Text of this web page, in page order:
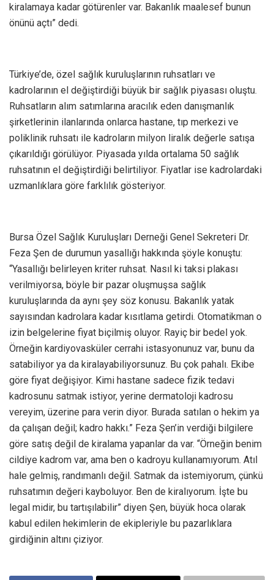
kiralamaya kadar götürenler var. Bakanlık maalesef bunun
önünü açtı” dedi.
Türkiye’de, özel sağlık kuruluşlarının ruhsatları ve
kadrolarının el değiştirdiği büyük bir sağlık piyasası oluştu.
Ruhsatların alım satımlarına aracılık eden danışmanlık
şirketlerinin ilanlarında onlarca hastane, tıp merkezi ve
poliklinik ruhsatı ile kadroların milyon liralık değerle satışa
çıkarıldığı görülüyor. Piyasada yılda ortalama 50 sağlık
ruhsatının el değiştirdiği belirtiliyor. Fiyatlar ise kadrolardaki
uzmanlıklara göre farklılık gösteriyor.
Bursa Özel Sağlık Kuruluşları Derneği Genel Sekreteri Dr.
Feza Şen de durumun yasallığı hakkında şöyle konuştu:
“Yasallığı belirleyen kriter ruhsat. Nasıl ki taksi plakası
verilmiyorsa, böyle bir pazar oluşmuşsa sağlık
kuruluşlarında da aynı şey söz konusu. Bakanlık yatak
sayısından kadrolara kadar kısıtlama getirdi. Otomatikman o
izin belgelerine fiyat biçilmiş oluyor. Rayiç bir bedel yok.
Örneğin kardiyovasküler cerrahi istasyonunuz var, bunu da
satabiliyor ya da kiralayabiliyorsunuz. Bu çok pahalı. Ekibe
göre fiyat değişiyor. Kimi hastane sadece fizik tedavi
kadrosunu satmak istiyor, yerine dermatoloji kadrosu
vereyim, üzerine para verin diyor. Burada satılan o hekim ya
da çalışan değil; kadro hakkı.” Feza Şen’in verdiği bilgilere
göre satış değil de kiralama yapanlar da var. “Örneğin benim
cildiye kadrom var, ama ben o kadroyu kullanamıyorum. Atıl
hale gelmiş, randımanlı değil. Satmak da istemiyorum, çünkü
ruhsatımın değeri kayboluyor. Ben de kiralıyorum. İşte bu
legal midir, bu tartışılabilir” diyen Şen, büyük hoca olarak
kabul edilen hekimlerin de ekipleriyle bu pazarlıklara
girdiğinin altını çiziyor.